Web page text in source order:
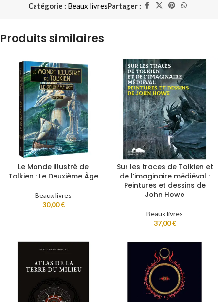
Catégorie : Beaux livresPartager :
Produits similaires
Le Monde illustré de
Tolkien : Le Deuxième Âge
Beaux livres
30,00€
Sur les traces de Tolkien et
de l’imaginaire médiéval :
Peintures et dessins de
John Howe
Beaux livres
37,00€